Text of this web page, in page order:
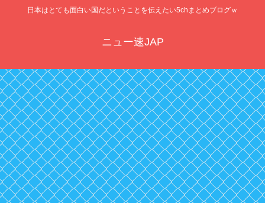
日本はとても面白い国だということを伝えたい5chまとめブログｗ
ニュー速JAP